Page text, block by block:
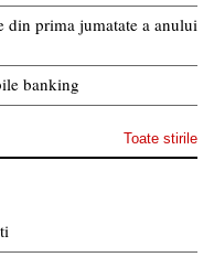
din prima jumatate a anului
banking
Toate stirile